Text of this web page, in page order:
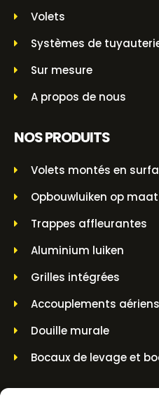
Volets
Systèmes de
Sur mesure
A propos de nous
NOS PRODUITS
Volets montés en
Opbouwluiken op maat
Trappes affleurantes
Aluminium luiken
Grilles intégrées
Accouplements aériens
Douille murale
Bocaux de levage et